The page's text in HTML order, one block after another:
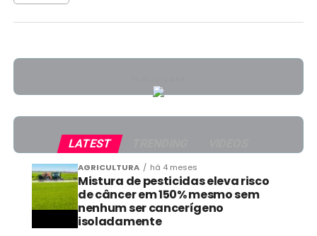
LATEST
AGRICULTURA há 4 meses
Mistura de pesticidas eleva risco
de câncer em 150% mesmo sem
nenhum ser cancerígeno
isoladamente